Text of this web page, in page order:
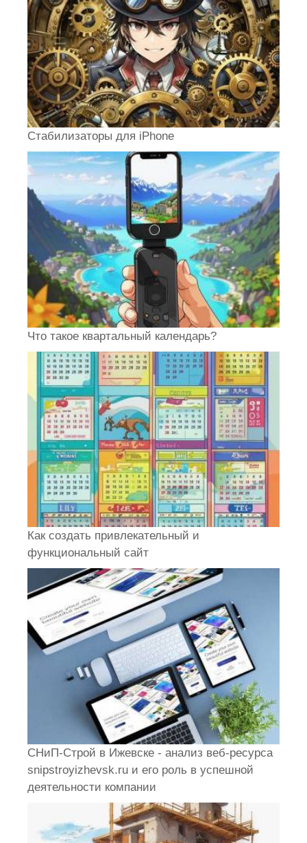
Стабилизаторы для iPhone
Что такое квартальный календарь?
Как создать привлекательный и
функциональный сайт
СНиП-Строй в Ижевске - анализ веб-ресурса
snipstroyizhevsk.ru и его роль в успешной
деятельности компании